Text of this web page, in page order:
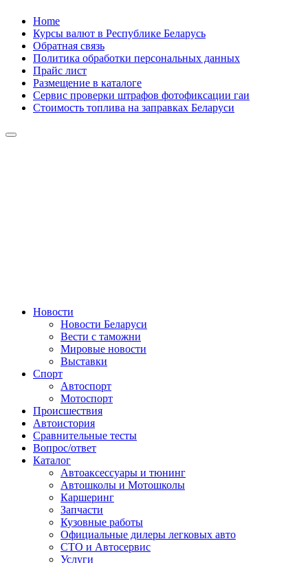
Skip
content
Home
Курсы валют в Республике Беларусь
Обратная связь
Политика обработки персональных данных
Прайс лист
Размещение в каталоге
Сервис проверки штрафов фотофиксации гаи
Стоимость топлива на заправках Беларуси
Сайт про автомобили
Новости
Новости Беларуси
Вести с таможни
Мировые новости
Выставки
Спорт
Автоспорт
Мотоспорт
Происшествия
Автоистория
Сравнительные тесты
Вопрос/ответ
Каталог
Автоакcессуары и тюнинг
Автошколы и Мотошколы
Каршеринг
Запчасти
Кузовные работы
Официальные дилеры легковых авто
СТО и Автосервис
Услуги